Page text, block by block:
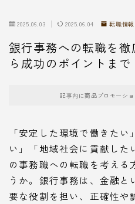
2025.06.03 2025.06.04 転職情報
銀行事務への転職を
ら成功のポイントまで
記事内に商品プロモーシ
「安定した環境で働きた
い」「地域社会に貢献し
の事務職への転職を考える
うか。銀行事務は、金融
要な役割を担い、正確性や